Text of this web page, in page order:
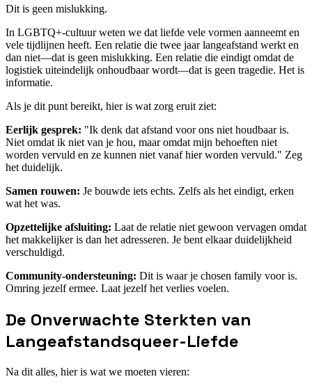
Dit is geen mislukking.
In LGBTQ+-cultuur weten we dat liefde vele vormen aanneemt en
vele tijdlijnen heeft. Een relatie die twee jaar langeafstand werkt en
dan niet—dat is geen mislukking. Een relatie die eindigt omdat de
logistiek uiteindelijk onhoudbaar wordt—dat is geen tragedie. Het is
informatie.
Als je dit punt bereikt, hier is wat zorg eruit ziet:
Eerlijk gesprek: "Ik denk dat afstand voor ons niet houdbaar is.
Niet omdat ik niet van je hou, maar omdat mijn behoeften niet
worden vervuld en ze kunnen niet vanaf hier worden vervuld." Zeg
het duidelijk.
Samen rouwen: Je bouwde iets echts. Zelfs als het eindigt, erken
wat het was.
Opzettelijke afsluiting: Laat de relatie niet gewoon vervagen omdat
het makkelijker is dan het adresseren. Je bent elkaar duidelijkheid
verschuldigd.
Community-ondersteuning: Dit is waar je chosen family voor is.
Omring jezelf ermee. Laat jezelf het verlies voelen.
De Onverwachte Sterkten van
Langeafstandsqueer-Liefde
Na dit alles, hier is wat we moeten vieren: